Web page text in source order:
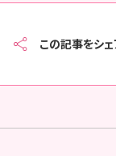
この記事をシ